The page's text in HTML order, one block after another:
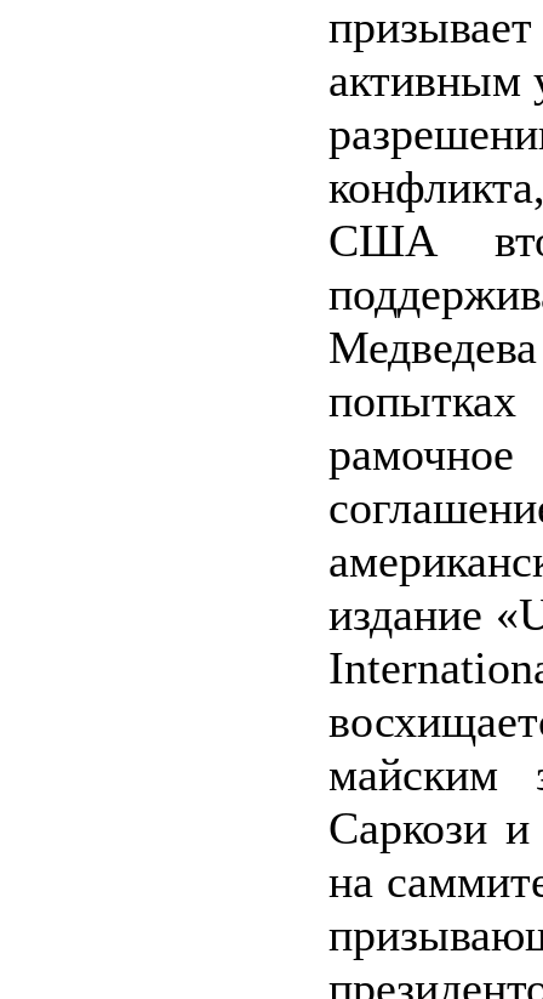
активным
США
рамочное
издание
майским
Саркози
на